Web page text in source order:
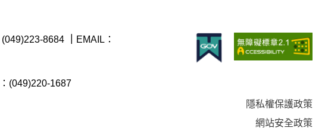
(049)223-8684 EMAIL：
(049)220-1687
隱私權保護政策
網站安全政策